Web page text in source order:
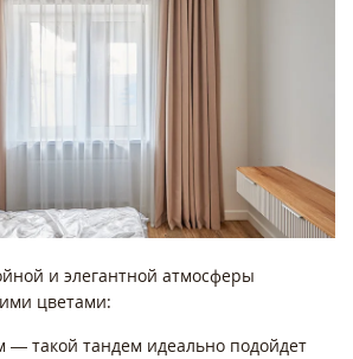
и элегантной атмосферы
цветами:
— такой тандем идеально подойдет